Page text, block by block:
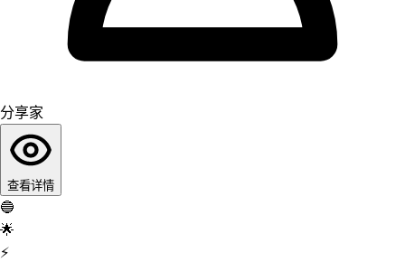
分享家
查看详情
🔵
🌟
⚡